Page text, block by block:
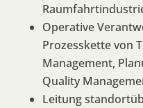
Operative
Prozesskette von
Management,
Quality
Leitung